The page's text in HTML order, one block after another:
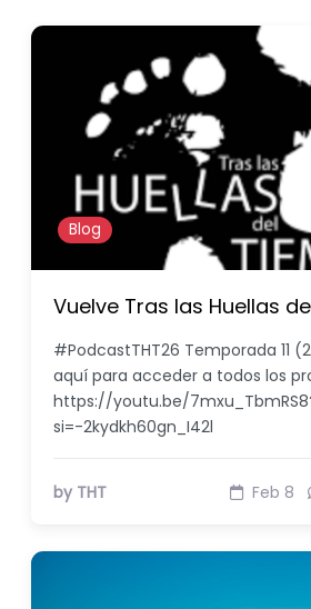
Blog
Vuelve Tras las Huellas
#PodcastTHT26 Temporada 11
aquí para acceder a todos los
https://youtu.be/
si=-2kydkh60gn_I42l
by THT Feb 8